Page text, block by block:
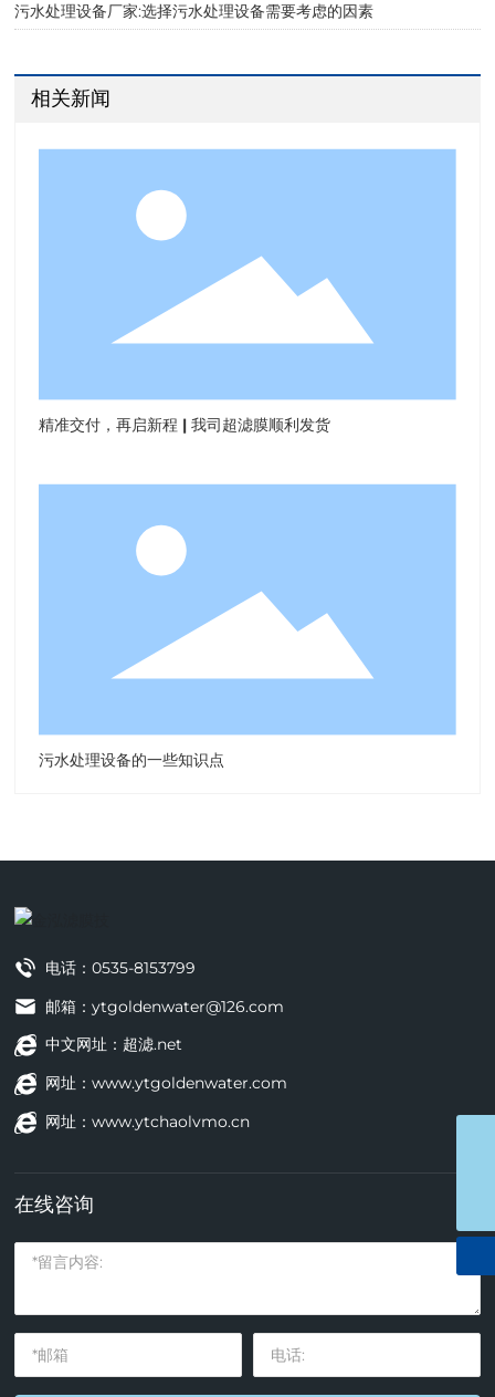
污水处理设备厂家:选择污水处理设备需要考虑的因素
相关新闻
精准交付，再启新程 | 我司超滤膜顺利发货
污水处理设备的一些知识点
电话：0535-8153799
邮箱：ytgoldenwater@126.com
中文网址： 超滤.net
网址：www.ytgoldenwater.com
网址：www.ytchaolvmo.cn
在线咨询